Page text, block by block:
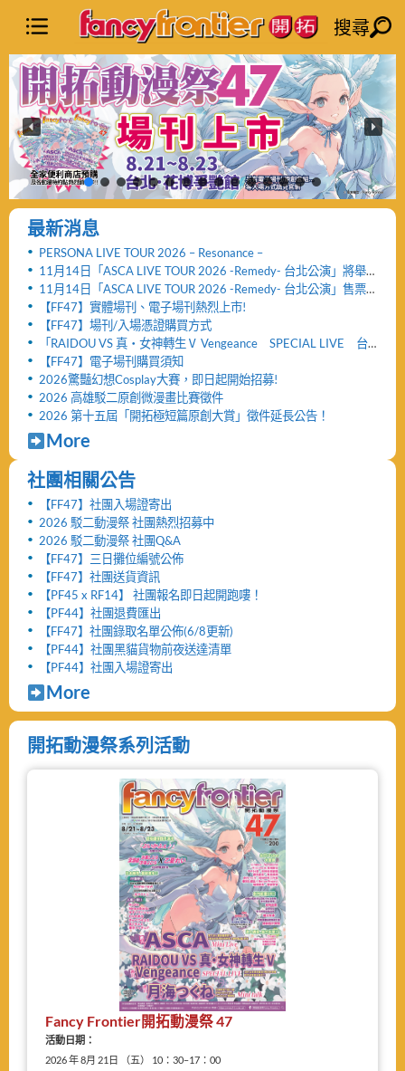
搜尋
最新消息
PERSONA LIVE TOUR 2026 – Resonance –
11月14日「ASCA LIVE TOUR 2026 -Remedy- 台北公演」將舉
辦「FF47迷你演唱會」與「致贈小禮物活動」
11月14日「ASCA LIVE TOUR 2026 -Remedy- 台北公演」售票
網頁公開及女性粉絲看台區設置公告！！
【FF47】實體場刊、電子場刊熱烈上市!
【FF47】場刊/入場憑證購買方式
「RAIDOU VS 真・女神轉生Ⅴ Vengeance SPECIAL LIVE 台
北公演」活動取消及退票服務相關公告
【FF47】電子場刊購買須知
2026驚豔幻想Cosplay大賽，即日起開始招募!
2026 高雄駁二原創微漫畫比賽徵件
2026 第十五屆「開拓極短篇原創大賞」徵件延長公告！
More
社團相關公告
【FF47】社團入場證寄出
2026 駁二動漫祭 社團熱烈招募中
2026 駁二動漫祭 社團Q&A
【FF47】三日攤位編號公佈
【FF47】社團送貨資訊
【PF45 x RF14】 社團報名即日起開跑嘍！
【PF44】社團退費匯出
【FF47】社團錄取名單公佈(6/8更新)
【PF44】社團黑貓貨物前夜送達清單
【PF44】社團入場證寄出
More
開拓動漫祭系列活動
Fancy Frontier開拓動漫祭 47
活動日期：
2026 年 8月 21日 （五） 10：30–17：00